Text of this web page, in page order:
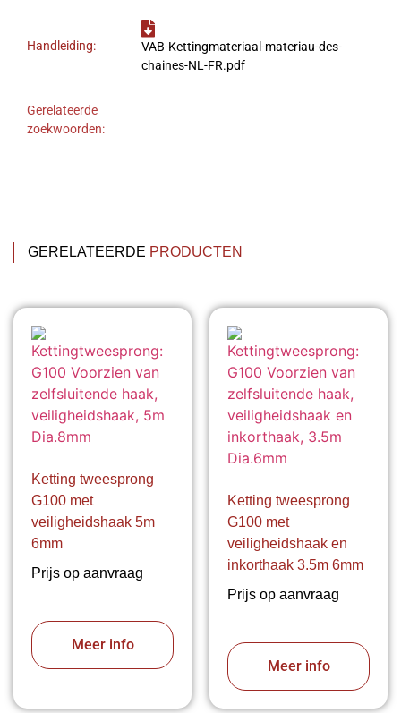
Handleiding:
VAB-Kettingmateriaal-materiau-des-
chaines-NL-FR.pdf
Gerelateerde
zoekwoorden:
GERELATEERDE PRODUCTEN
Ketting tweesprong
G100 met
veiligheidshaak 5m
6mm
Prijs op aanvraag
Meer info
Ketting tweesprong
G100 met
veiligheidshaak en
inkorthaak 3.5m 6mm
Prijs op aanvraag
Meer info